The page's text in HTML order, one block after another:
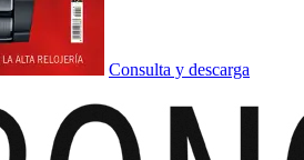
Consulta y descarga